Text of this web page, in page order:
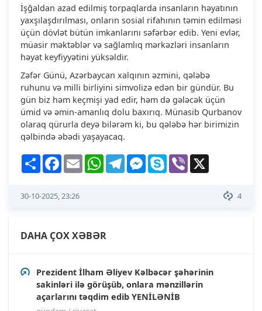
İşğaldan azad edilmiş torpaqlarda insanların həyatının
yaxşılaşdırılması, onların sosial rifahının təmin edilməsi
üçün dövlət bütün imkanlarını səfərbər edib. Yeni evlər,
müasir məktəblər və sağlamlıq mərkəzləri insanların
həyat keyfiyyətini yüksəldir.
Zəfər Günü, Azərbaycan xalqının əzmini, qələbə
ruhunu və milli birliyini simvolizə edən bir gündür. Bu
gün biz həm keçmişi yad edir, həm də gələcək üçün
ümid və əmin-amanlıq dolu baxırıq. Münasib Qurbanov
olaraq qürurla deyə bilərəm ki, bu qələbə hər birimizin
qəlbində əbədi yaşayacaq.
Share Facebook
Email WhatsAppTelegramMessenger
Skype Viber
4
30-10-2025, 23:26
DAHA ÇOX XƏBƏR
Prezident İlham Əliyev Kəlbəcər şəhərinin
sakinləri ilə görüşüb, onlara mənzillərin
açarlarını təqdim edib YENİLƏNİB